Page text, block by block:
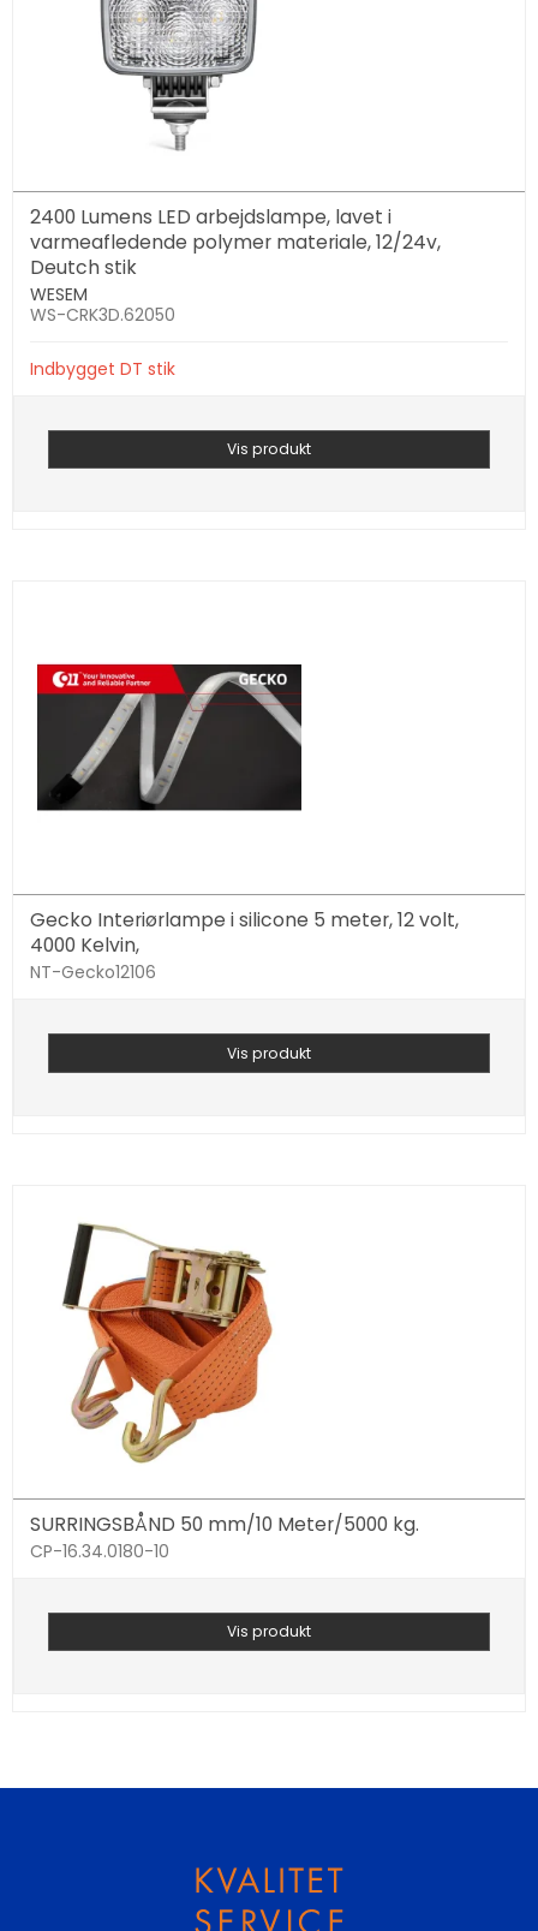
2400 Lumens LED arbejdslampe, lavet i
varmeafledende polymer materiale, 12/24v,
Deutch stik
WESEM
WS-CRK3D.62050
Indbygget DT stik
Vis produkt
Gecko Interiørlampe i silicone 5 meter, 12 volt,
4000 Kelvin,
NT-Gecko12106
Vis produkt
SURRINGSBÅND 50 mm/10 Meter/5000 kg.
CP-16.34.0180-10
Vis produkt